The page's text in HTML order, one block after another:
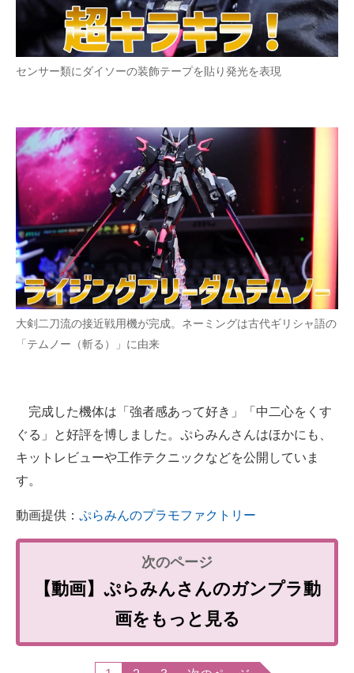
センサー類にダイソーの装飾テープを貼り発光を表現
大剣二刀流の接近戦用機が完成。ネーミングは古代ギリシャ語の
「テムノー（斬る）」に由来
完成した機体は「強者感あって好き」「中二心をくす
ぐる」と好評を博しました。ぷらみんさんはほかにも、
キットレビューや工作テクニックなどを公開していま
す。
動画提供： ぷらみんのプラモファクトリー
【動画】ぷらみんさんのガンプラ動
画をもっと見る